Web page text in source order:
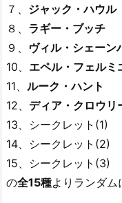
７、 ジャック・ハウル
８、 ラギー・ブッチ
９、 ヴィル・シェーン
10、 エペル・フェルミ
11、 ルーク・ハント
12、 ディア・クロウリ
13、シークレット(1)
14、シークレット(2)
15、シークレット(3)
の全15種よりランダム